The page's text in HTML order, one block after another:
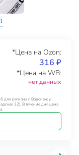
*Цена на Ozon:
316 ₽
*Цена на WB:
нет данных
для региона г. Воронеж у
32). В течение дня цена